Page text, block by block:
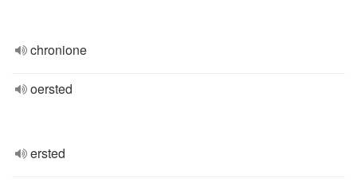
chronione
oersted
ersted